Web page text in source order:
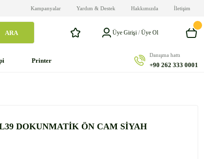
Kampanyalar Yardım & Destek Hakkımızda İletişim
ARA Üye Girişi /Üye Ol
Printer
Danışma hattı
+90 262 333 0001
DOKUNMATİK ÖN CAM SİYAH